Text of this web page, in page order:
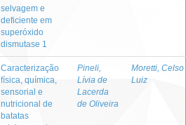
selvagem e
deficiente em
superóxido
dismutase 1
Caracterização
física, química,
sensorial e
nutricional de
batatas
Pineli,
Lívia de
Lacerda
de Oliveira
Moretti, Celso
Luiz